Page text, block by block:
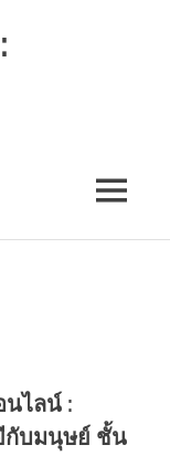
MENU
นไลน์ :
กับมนุษย์ ชั้น